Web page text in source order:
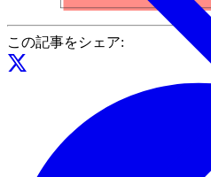
この記事をシェア: